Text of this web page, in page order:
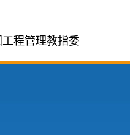
工程管理教指委